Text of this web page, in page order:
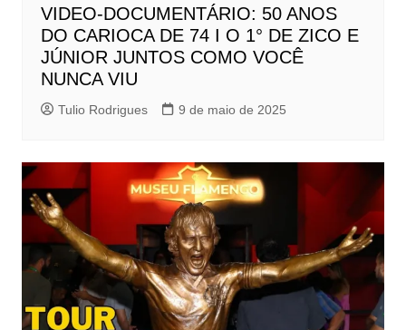
VIDEO-DOCUMENTÁRIO: 50 ANOS
DO CARIOCA DE 74 I O 1° DE ZICO E
JÚNIOR JUNTOS COMO VOCÊ
NUNCA VIU
Tulio Rodrigues 9 de maio de 2025